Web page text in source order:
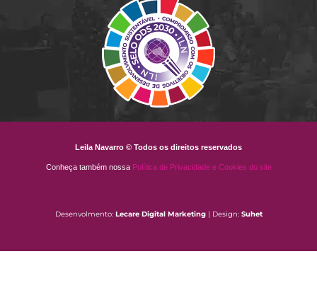
Leila Navarro © Todos os direitos reservados
Conheça também nossaPolítica de Privacidade e Cookies do site
Desenvolmento: Lecare Digital Marketing| Design: Suhet